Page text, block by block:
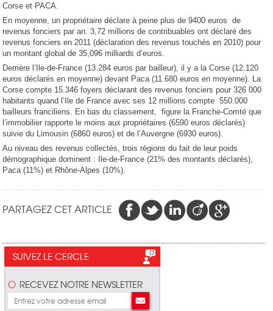
Corse et PACA.
En moyenne, un propriétaire déclare à peine plus de 9400 euros de
revenus fonciers par an. 3,72 millions de contribuables ont déclaré des
revenus fonciers en 2011 (déclaration des revenus touchés en 2010) pour
un montant global de 35,096 milliards d’euros.
Derrière l’Ile-de-France (13.284 euros par bailleur), il y a la Corse (12.120
euros déclarés en moyenne) devant Paca (11.680 euros en moyenne). La
Corse compte 15.346 foyers déclarant des revenus fonciers pour 326 000
habitants quand l’Ile de France avec ses 12 millions compte 550.000
bailleurs franciliens. En bas du classement, figure la Franche-Comté que
l’immobilier rapporte le moins aux propriétaires (6590 euros déclarés)
suivie du Limousin (6860 euros) et de l’Auvergne (6930 euros).
Au niveau des revenus collectés, trois régions du fait de leur poids
démographique dominent : Ile-de-France (21% des montants déclarés),
Paca (11%) et Rhône-Alpes (10%).
PARTAGEZ CET ARTICLE
SUIVEZ LE CERCLE
RECEVEZ NOTRE NEWSLETTER